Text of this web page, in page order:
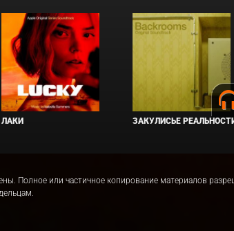
ЛАКИ ЗАКУЛИСЬЕ
Полное или частичное копирование материалов